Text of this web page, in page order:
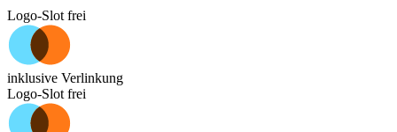
Logo-Slot frei
inklusive Verlinkung
Logo-Slot frei